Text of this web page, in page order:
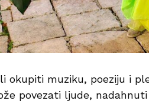
okupiti muziku, poeziju i
povezati ljude,